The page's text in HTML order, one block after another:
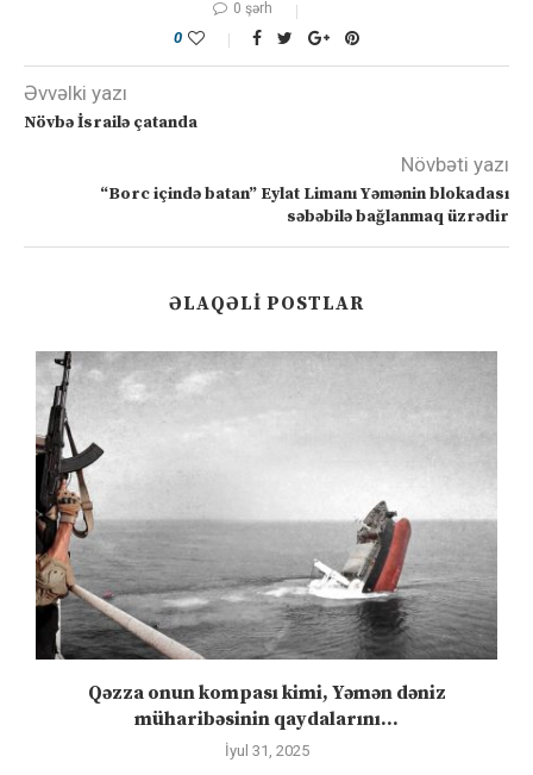
0 şərh
0
Əvvəlki yazı
Növbə İsrailə çatanda
Növbəti yazı
“Borc içində batan” Eylat Limanı Yəmənin blokadası
səbəbilə bağlanmaq üzrədir
ƏLAQƏLI POSTLAR
Qəzza onun kompası kimi, Yəmən dəniz
müharibəsinin qaydalarını...
İyul 31, 2025